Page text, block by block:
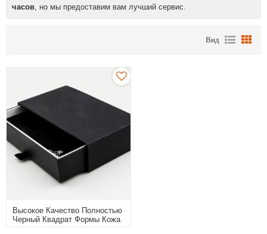
часов , но мы предоставим вам лучший сервис.
Вид
Высокое Качество Полностью
Черный Квадрат Формы Кожа